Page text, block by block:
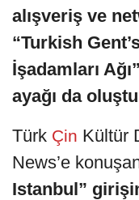
alışveriş ve
“Turkish
İşadamları
ayağı da
Türk Çin Kültür
News’e
Istanbul”